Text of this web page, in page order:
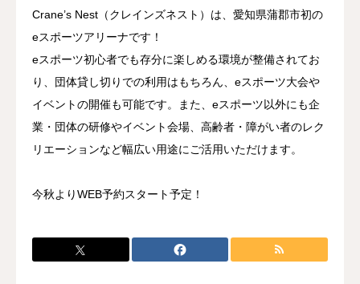
Crane’s Nest（クレインズネスト）は、愛知県蒲郡市初の
eスポーツアリーナです！
eスポーツ初心者でも存分に楽しめる環境が整備されてお
り、団体貸し切りでの利用はもちろん、eスポーツ大会や
イベントの開催も可能です。また、eスポーツ以外にも企
業・団体の研修やイベント会場、高齢者・障がい者のレク
リエーションなど幅広い用途にご活用いただけます。
今秋よりWEB予約スタート予定！